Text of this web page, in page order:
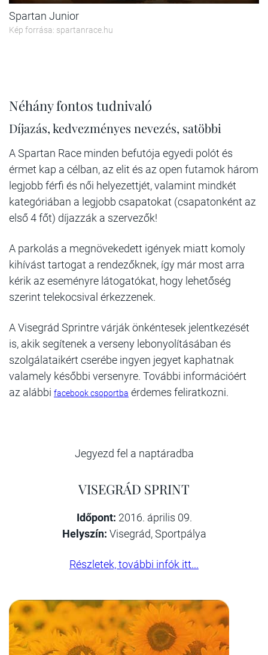
Spartan Junior
Kép forrása: spartanrace.hu
Néhány fontos tudnivaló
Díjazás, kedvezményes nevezés, satöbbi
A Spartan Race minden befutója egyedi polót és
érmet kap a célban, az elit és az open futamok három
legjobb férfi és női helyezettjét, valamint mindkét
kategóriában a legjobb csapatokat (csapatonként az
első 4 főt) díjazzák a szervezők!
A parkolás a megnövekedett igények miatt komoly
kihívást tartogat a rendezőknek, így már most arra
kérik az eseményre látogatókat, hogy lehetőség
szerint telekocsival érkezzenek.
A Visegrád Sprintre várják önkéntesek jelentkezését
is, akik segítenek a verseny lebonyolításában és
szolgálataikért cserébe ingyen jegyet kaphatnak
valamely későbbi versenyre. További információért
az alábbi facebook csoportba érdemes feliratkozni.
Jegyezd fel a naptáradba
VISEGRÁD SPRINT
Időpont: 2016. április 09.
Helyszín: Visegrád, Sportpálya
Részletek, további infók itt...